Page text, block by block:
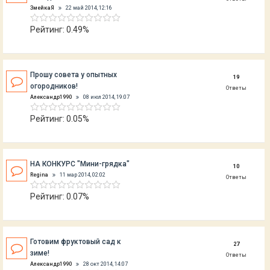
ЗмейкаЯ 22 май 2014, 12:16
Рейтинг: 0.49%
Прошу совета у опытных
огородников!
Александр1990 08 июл 2014, 19:07
Рейтинг: 0.05%
19
Ответы
НА КОНКУРС "Мини-грядка"
Regina 11 мар 2014, 02:02
Рейтинг: 0.07%
10
Ответы
Готовим фруктовый сад к
зиме!
Александр1990 28 окт 2014, 14:07
27
Ответы